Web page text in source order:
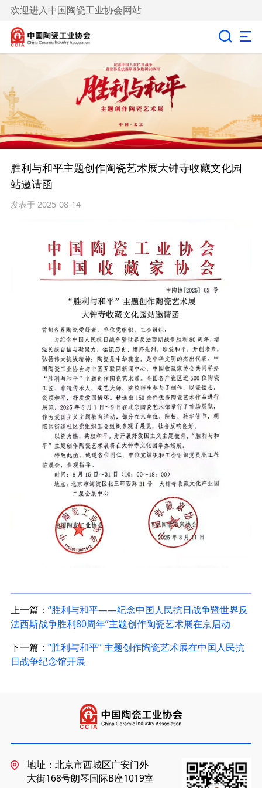
欢迎进入中国陶瓷工业协会网站
胜利与和平主题创作陶瓷艺术展大钟寺收藏文化园
站邀请函
发表于 2025-08-14
上一篇： “胜利与和平——纪念中国人民抗日战争暨世界反
法西斯战争胜利80周年”主题创作陶瓷艺术展在京启动
下一篇： “胜利与和平” 主题创作陶瓷艺术展在中国人民抗
日战争纪念馆开展
地址：北京市西城区广安门外
大街168号朗琴国际B座1019室